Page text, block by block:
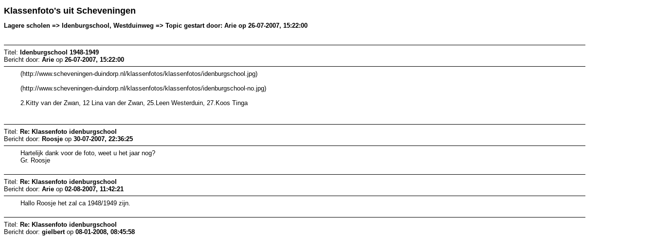
Klassenfoto's uit Scheveningen
Lagere scholen => Idenburgschool, Westduinweg => Topic gestart door: Arie op 26-07-2007, 15:22:00
Titel: Idenburgschool 1948-1949
Bericht door: Arie op 26-07-2007, 15:22:00
(http://www.scheveningen-duindorp.nl/klassenfotos/klassenfotos/idenburgschool.jpg)
(http://www.scheveningen-duindorp.nl/klassenfotos/klassenfotos/idenburgschool-no.jpg)
2.Kitty van der Zwan, 12 Lina van der Zwan, 25.Leen Westerduin, 27.Koos Tinga
Titel: Re: Klassenfoto idenburgschool
Bericht door: Roosje op 30-07-2007, 22:36:25
Hartelijk dank voor de foto, weet u het jaar nog?
Gr. Roosje
Titel: Re: Klassenfoto idenburgschool
Bericht door: Arie op 02-08-2007, 11:42:21
Hallo Roosje het zal ca 1948/1949 zijn.
Titel: Re: Klassenfoto idenburgschool
Bericht door: gielbertop 08-01-2008, 08:45:58